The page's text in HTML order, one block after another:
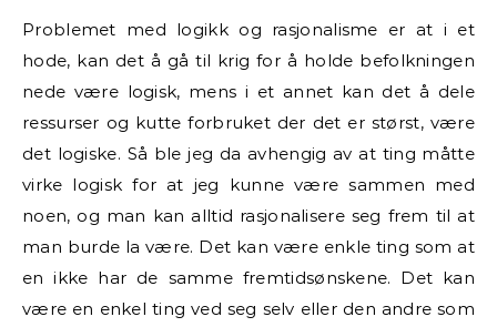
Problemet med logikk og rasjonalisme er at i et
hode, kan det å gå til krig for å holde befolkningen
nede være logisk, mens i et annet kan det å dele
ressurser og kutte forbruket der det er størst, være
det logiske. Så ble jeg da avhengig av at ting måtte
virke logisk for at jeg kunne være sammen med
noen, og man kan alltid rasjonalisere seg frem til at
man burde la være. Det kan være enkle ting som at
en ikke har de samme fremtidsønskene. Det kan
være en enkel ting ved seg selv eller den andre som